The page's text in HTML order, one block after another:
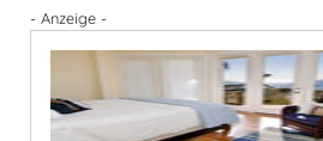
- Anzeige -